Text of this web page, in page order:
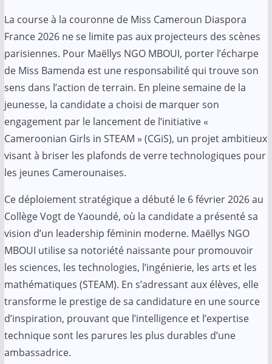
La course à la couronne de Miss Cameroun Diaspora
France 2026 ne se limite pas aux projecteurs des scènes
parisiennes. Pour Maëllys NGO MBOUI, porter l’écharpe
de Miss Bamenda est une responsabilité qui trouve son
sens dans l’action de terrain. En pleine semaine de la
jeunesse, la candidate a choisi de marquer son
engagement par le lancement de l’initiative «
Cameroonian Girls in STEAM » (CGiS), un projet ambitieux
visant à briser les plafonds de verre technologiques pour
les jeunes Camerounaises.
Ce déploiement stratégique a débuté le 6 février 2026 au
Collège Vogt de Yaoundé, où la candidate a présenté sa
vision d’un leadership féminin moderne. Maëllys NGO
MBOUI utilise sa notoriété naissante pour promouvoir
les sciences, les technologies, l’ingénierie, les arts et les
mathématiques (STEAM). En s’adressant aux élèves, elle
transforme le prestige de sa candidature en une source
d’inspiration, prouvant que l’intelligence et l’expertise
technique sont les parures les plus durables d’une
ambassadrice.